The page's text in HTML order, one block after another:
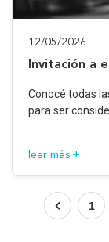
12/05/2026
Invitación a
Conocé todas
para ser
leer más +
1